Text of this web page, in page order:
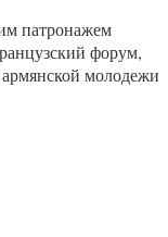
патронажем
форум,
молодежи